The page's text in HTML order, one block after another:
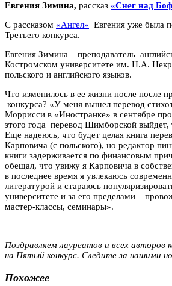
Евгения Зимина, рассказ «Снег над
С рассказом «Ангел» Евгения уже была
Третьего конкурса.
Евгения Зимина – преподаватель
Костромском университете им. Н.А.
польского и английского языков.
Что изменилось в ее жизни после после
конкурса? «У меня вышел перевод
Моррисси в «Иностранке» в сентябре
этого года перевод Шимборской выйдет,
Еще надеюсь, что будет целая книга
Карповича (с польского), но редактор
книги задерживается по финансовым
обещал, что увижу я Карповича в
в последнее время я увлекаюсь
литературой и стараюсь
университете и за его пределами –
мастер-классы, семинары».
Поздравляем лауреатов и всех авторов
на Пятый конкурс. Следите за нашими
Похожее